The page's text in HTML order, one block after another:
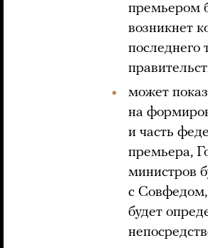
премьером
возникнет
последнего
может
на
и часть
премьера,
министров
с Совфедом,
будет